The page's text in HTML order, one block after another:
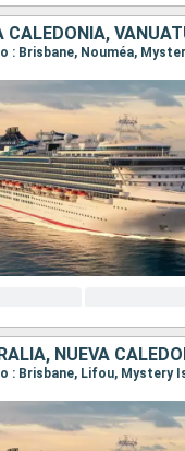
CALEDONIA,
: Brisbane, Nouméa,
NUEVA
: Brisbane, Lifou, Mystery